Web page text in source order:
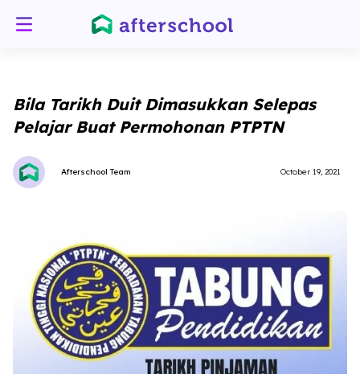
Bila Tarikh Duit Dimasukkan Selepas
Pelajar Buat Permohonan PTPTN
Afterschool Team October 19, 2021